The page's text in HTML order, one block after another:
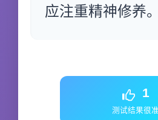
应注重精神修养。
1
测试结果很准